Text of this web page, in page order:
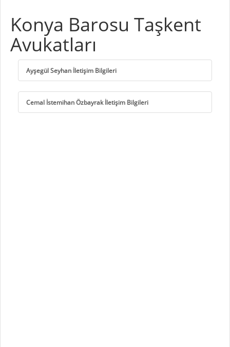
Konya Barosu Taşkent
Avukatları
Ayşegül Seyhan İletişim Bilgileri
Cemal İstemihan Özbayrak İletişim Bilgileri